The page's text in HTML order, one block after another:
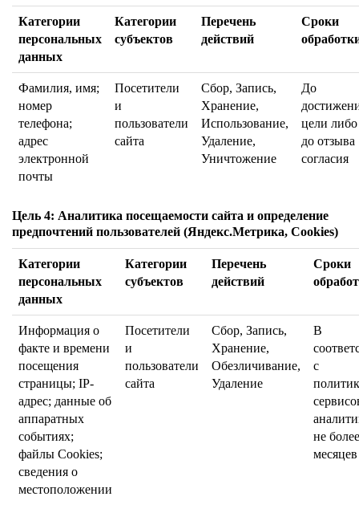
Категории
персональных
данных
Категории
субъектов
Перечень
действий
Сроки
Фамилия, имя;
номер
телефона;
адрес
электронной
почты
Посетители
и
пользователи
сайта
Сбор, Запись,
Хранение,
Использование,
Удаление,
Уничтожение
До
цели либо
до отзыва
согласия
Цель 4: Аналитика посещаемости сайта и определение
предпочтений пользователей (Яндекс.Метрика, Cookies)
Категории
персональных
данных
Категории
субъектов
Перечень
действий
Сроки
Информация о
факте и времени
посещения
страницы; IP-
адрес; данные об
аппаратных
событиях;
файлы Cookies;
сведения о
местоположении
Посетители
и
пользователи
сайта
Сбор, Запись,
Хранение,
Обезличивание,
Удаление
В
с
не
месяцев